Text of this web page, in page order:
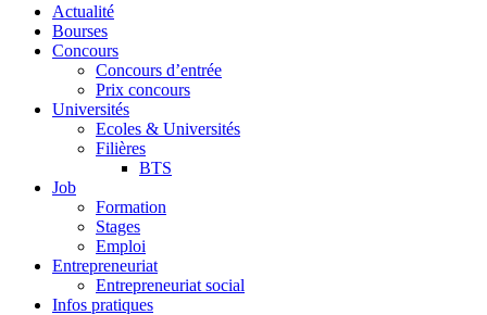
Actualité
Bourses
Concours
Concours d’entrée
Prix concours
Universités
Ecoles & Universités
Filières
BTS
Job
Formation
Stages
Emploi
Entrepreneuriat
Entrepreneuriat social
Infos pratiques